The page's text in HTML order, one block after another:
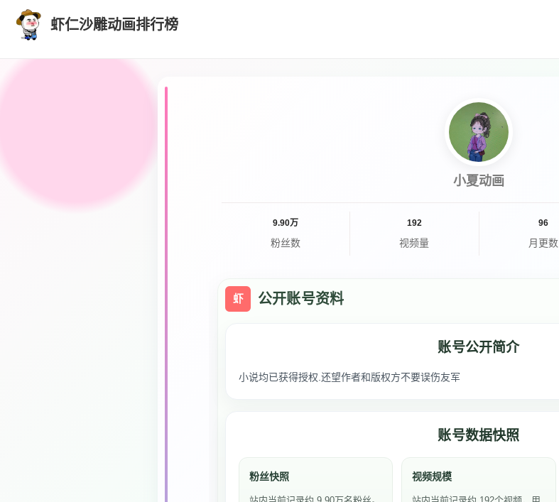
虾仁沙雕动画排行榜
小夏动画
9.90万
粉丝数
192
视频量
96
月更数
虾 公开账号资料
账号公开简介
小说均已获得授权.还望作者和版权方不要误伤友军
账号数据快照
粉丝快照 视频规模